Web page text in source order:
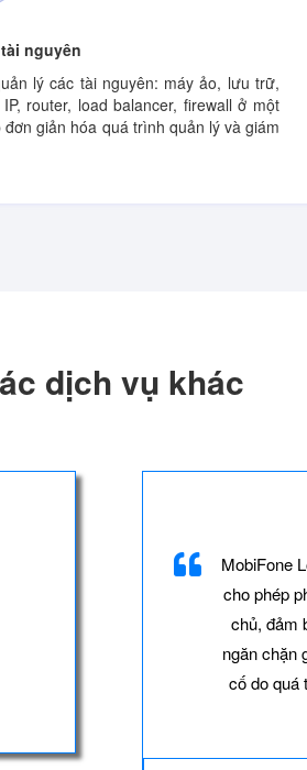
nguyên
lý các tài nguyên: máy ảo, lưu trữ,
router, load balancer, firewall ở một
đơn giản hóa quá trình quản lý và giám
dịch vụ khác
MobiFone
cho phép
chủ, đảm
ngăn chặn
cố do quá